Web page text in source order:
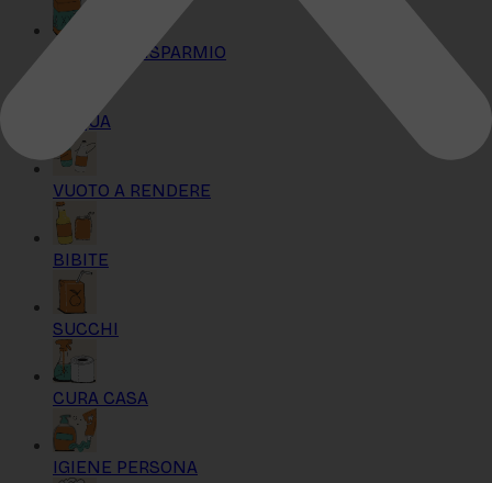
KIT MAXI RISPARMIO
ACQUA
VUOTO A RENDERE
BIBITE
SUCCHI
CURA CASA
IGIENE PERSONA